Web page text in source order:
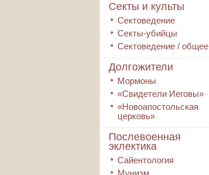
Секты и культы
Сектоведение
Секты-убийцы
Сектоведение / общее
Долгожители
Мормоны
«Свидетели Иеговы»
«Новоапостольская
церковь»
Послевоенная
эклектика
Сайентология
Мунизм